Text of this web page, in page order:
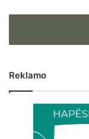
Reklamo